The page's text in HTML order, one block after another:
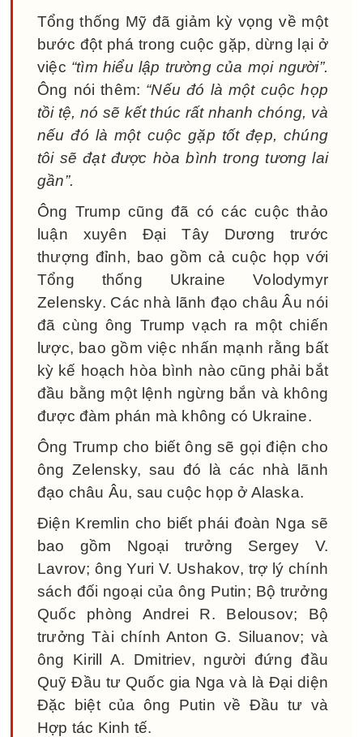
Tổng thống Mỹ đã giảm kỳ vọng về một
bước đột phá trong cuộc gặp, dừng lại ở
việc “tìm hiểu lập trường của mọi người”.
Ông nói thêm: “Nếu đó là một cuộc họp
tồi tệ, nó sẽ kết thúc rất nhanh chóng, và
nếu đó là một cuộc gặp tốt đẹp, chúng
tôi sẽ đạt được hòa bình trong tương lai
gần”.
Ông Trump cũng đã có các cuộc thảo
luận xuyên Đại Tây Dương trước
thượng đỉnh, bao gồm cả cuộc họp với
Tổng thống Ukraine Volodymyr
Zelensky. Các nhà lãnh đạo châu Âu nói
đã cùng ông Trump vạch ra một chiến
lược, bao gồm việc nhấn mạnh rằng bất
kỳ kế hoạch hòa bình nào cũng phải bắt
đầu bằng một lệnh ngừng bắn và không
được đàm phán mà không có Ukraine.
Ông Trump cho biết ông sẽ gọi điện cho
ông Zelensky, sau đó là các nhà lãnh
đạo châu Âu, sau cuộc họp ở Alaska.
Điện Kremlin cho biết phái đoàn Nga sẽ
bao gồm Ngoại trưởng Sergey V.
Lavrov; ông Yuri V. Ushakov, trợ lý chính
sách đối ngoại của ông Putin; Bộ trưởng
Quốc phòng Andrei R. Belousov; Bộ
trưởng Tài chính Anton G. Siluanov; và
ông Kirill A. Dmitriev, người đứng đầu
Quỹ Đầu tư Quốc gia Nga và là Đại diện
Đặc biệt của ông Putin về Đầu tư và
Hợp tác Kinh tế.